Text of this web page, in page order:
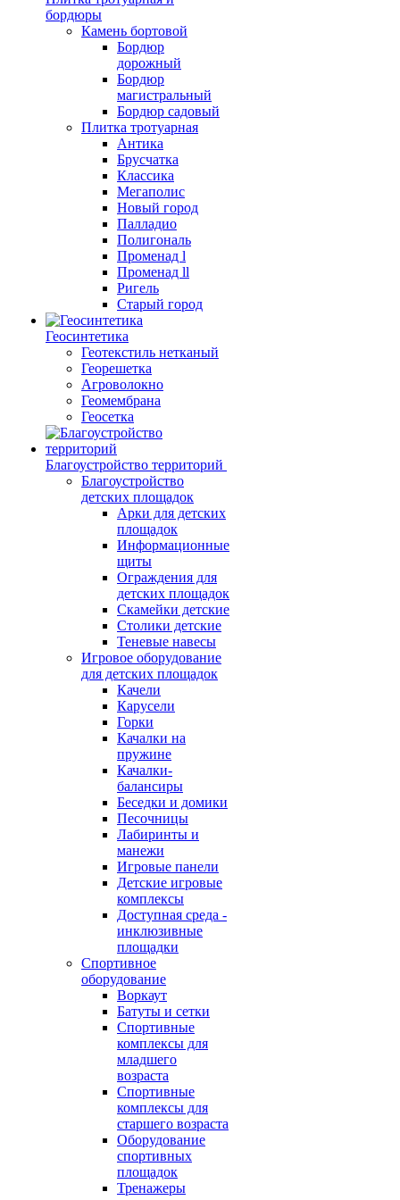
бордюры
Камень бортовой
Бордюр
дорожный
Бордюр
магистральный
Бордюр садовый
Плитка тротуарная
Антика
Брусчатка
Классика
Мегаполис
Новый город
Палладио
Полигональ
Променад l
Променад ll
Ригель
Старый город
Геосинтетика
Геотекстиль нетканый
Георешетка
Агроволокно
Геомембрана
Геосетка
Благоустройство территорий
Благоустройство
детских площадок
Арки для детских
площадок
Информационные
щиты
Ограждения для
детских площадок
Скамейки детские
Столики детские
Теневые навесы
Игровое оборудование
для детских площадок
Качели
Карусели
Горки
Качалки на
пружине
Качалки-
балансиры
Беседки и домики
Песочницы
Лабиринты и
манежи
Игровые панели
Детские игровые
комплексы
Доступная среда -
инклюзивные
площадки
Спортивное
оборудование
Воркаут
Батуты и сетки
Спортивные
комплексы для
младшего
возраста
Спортивные
комплексы для
старшего возраста
Оборудование
спортивных
площадок
Тренажеры